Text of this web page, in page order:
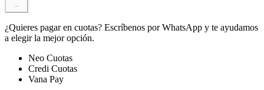
－
¿Quieres pagar en cuotas? Escríbenos por WhatsApp y te ayudamos
a elegir la mejor opción.
Neo Cuotas
Credi Cuotas
Vana Pay